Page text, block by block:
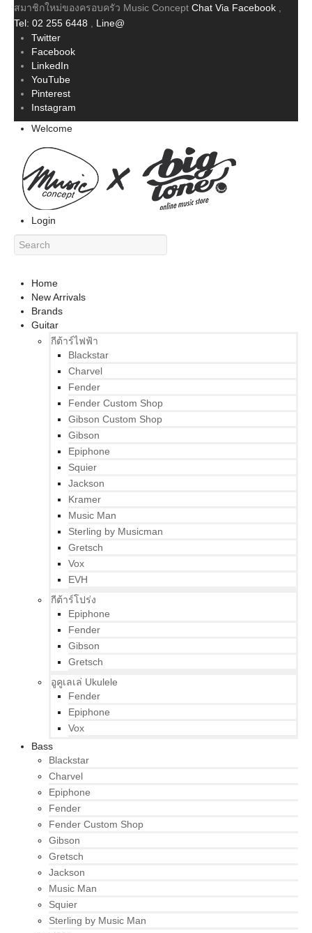
สมาชิกใหม่ของครอบครัว Music Concept Chat Via Facebook
Tel: 02 255 6448
Line@
Twitter
Facebook
LinkedIn
YouTube
Pinterest
Instagram
Welcome
Login
Home
New Arrivals
Brands
Guitar
กีต้าร์ไฟฟ้า
Blackstar
Charvel
Fender
Fender Custom Shop
Gibson Custom Shop
Gibson
Epiphone
Squier
Jackson
Kramer
Music Man
Sterling by Musicman
Gretsch
Vox
EVH
กีต้าร์โปร่ง
Epiphone
Fender
Gibson
Gretsch
อูคูเลเล่ Ukulele
Fender
Epiphone
Vox
Bass
Blackstar
Charvel
Epiphone
Fender
Fender Custom Shop
Gibson
Gretsch
Jackson
Music Man
Squier
Sterling by Music Man